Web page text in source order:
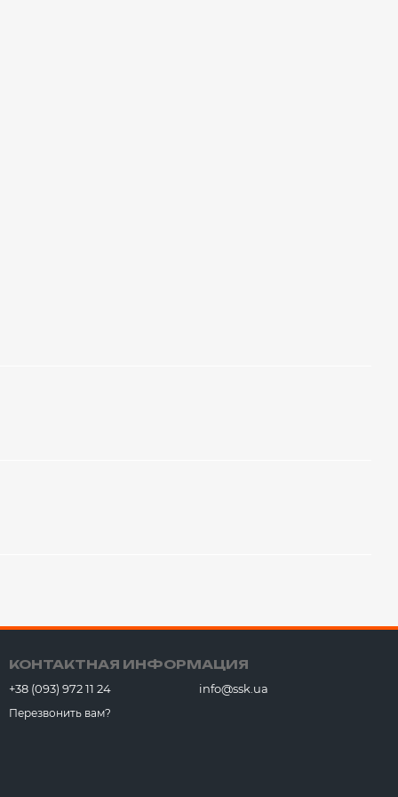
КОНТАКТНАЯ ИНФОРМАЦИЯ
+38 (093) 972 11 24
Перезвонить вам?
info@ssk.ua